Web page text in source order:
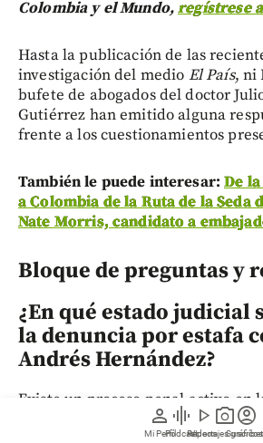
person
Mi Perfil
graphic_eq
Pódcast
play_arrow
Videos
photo_camera
Reportajes gráficos
account_circle
Colombia y el Mundo,regístrese
Hasta la publicación de las
investigación del medio El País, ni
bufete de abogados del doctor
Gutiérrez han emitido alguna
frente a los cuestionamientos
También le puede interesar:De
a Colombia de la Ruta de la Seda
Nate Morris, candidato a
Bloque de preguntas y
¿En qué estado judicial
la denuncia por estafa
Andrés Hernández?
Existe un proceso penal activo en
de la Nación colombiana. Sonia